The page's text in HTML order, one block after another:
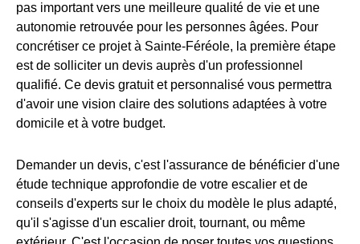
pas important vers une meilleure qualité de vie et une
autonomie retrouvée pour les personnes âgées. Pour
concrétiser ce projet à Sainte-Féréole, la première étape
est de solliciter un devis auprès d'un professionnel
qualifié. Ce devis gratuit et personnalisé vous permettra
d'avoir une vision claire des solutions adaptées à votre
domicile et à votre budget.
Demander un devis, c'est l'assurance de bénéficier d'une
étude technique approfondie de votre escalier et de
conseils d'experts sur le choix du modèle le plus adapté,
qu'il s'agisse d'un escalier droit, tournant, ou même